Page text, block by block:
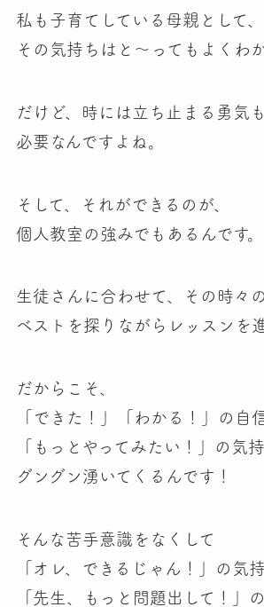
私も子育てしている母親として、
その気持ちはと～ってもよくわか
だけど、 時には立ち止まる勇気 も
必要なんですよね。
そして、それができるのが、
個人教室の強みでもあるんです。
生徒さんに合わせて、その時々の
ベストを探りながらレッスンを
だからこそ、
「できた！」「わかる！」の自
「もっとやってみたい！」の気
グングン湧いてくる んです！
そんな苦手意識をなくして
「オレ、できるじゃん！」の気
「先生、もっと問題出して！」